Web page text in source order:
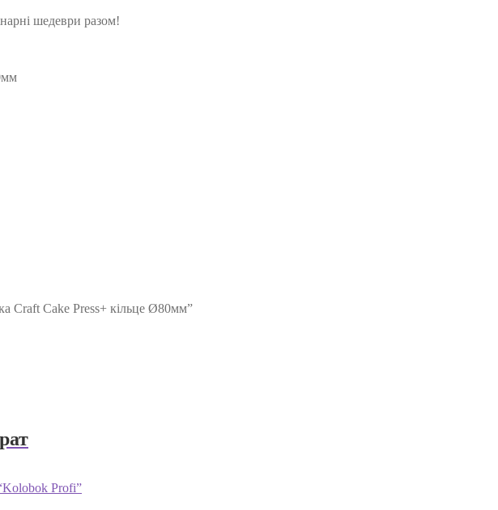
шедеври разом!
Craft Cake Press+ кільце Ø80мм”